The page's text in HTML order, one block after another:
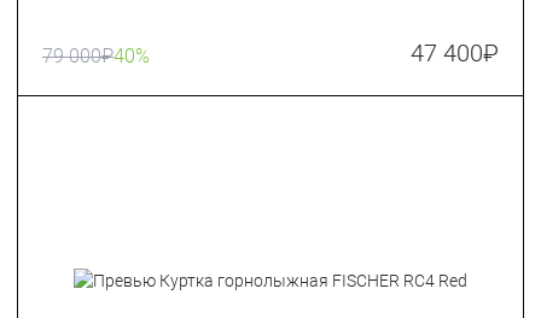
79 000₽40% 47 400₽